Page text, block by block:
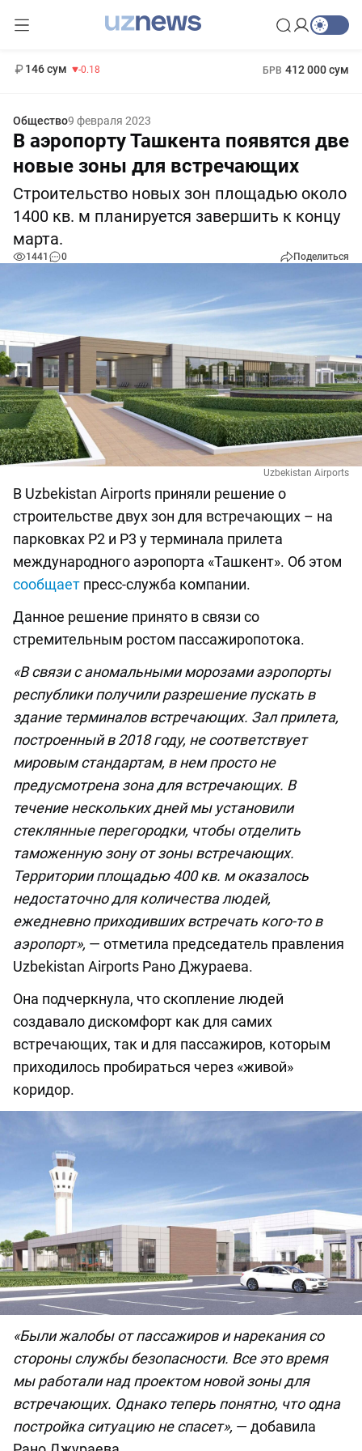
146 сум -0.18 БРВ 412 000 сум
Общество9 февраля 2023
В аэропорту Ташкента появятся две
новые зоны для встречающих
Строительство новых зон площадью около
1400 кв. м планируется завершить к концу
марта.
1441 0 Поделиться
Uzbekistan Airports
В Uzbekistan Airports приняли решение о
строительстве двух зон для встречающих – на
парковках P2 и P3 у терминала прилета
международного аэропорта «Ташкент». Об этом
сообщает пресс-служба компании.
Данное решение принято в связи со
стремительным ростом пассажиропотока.
«В связи с аномальными морозами аэропорты
республики получили разрешение пускать в
здание терминалов встречающих. Зал прилета,
построенный в 2018 году, не соответствует
мировым стандартам, в нем просто не
предусмотрена зона для встречающих. В
течение нескольких дней мы установили
стеклянные перегородки, чтобы отделить
таможенную зону от зоны встречающих.
Территории площадью 400 кв. м оказалось
недостаточно для количества людей,
ежедневно приходивших встречать кого-то в
аэропорт», — отметила председатель правления
Uzbekistan Airports Рано Джураева.
Она подчеркнула, что скопление людей
создавало дискомфорт как для самих
встречающих, так и для пассажиров, которым
приходилось пробираться через «живой»
коридор.
«Были жалобы от пассажиров и нарекания со
стороны службы безопасности. Все это время
мы работали над проектом новой зоны для
встречающих. Однако теперь понятно, что одна
постройка ситуацию не спасет», — добавила